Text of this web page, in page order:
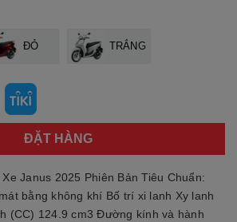
ĐỎ TRẮNG
ĐẶT HÀNG
Janus 2025 Phiên Bản Tiêu Chuẩn:
bằng không khí Bố trí xi lanh Xy lanh
(CC) 124.9 cm3 Đường kính và hành